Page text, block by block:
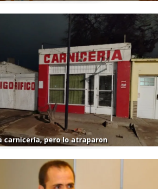
carnicería, pero lo atraparon